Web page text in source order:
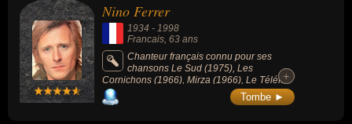
Nino Ferrer
1934 - 1998
Francais , 63 ans
Chanteur français connu pour ses
chansons Le Sud (1975), Les
Cornichons (1966), Mirza (1966), Le Téléfon
(1967) ou La Rua Madureira (1969).
+
+
Tombe ►